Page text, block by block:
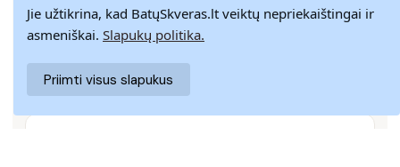
14 DIENŲ GRĄŽINIMAS
Paprastas grąžinimas paštomatais su pinigų
grąžinimo garantija
Jie užtikrina, kad BatųSkveras.lt veiktų nepriekaištingai ir
asmeniškai. Slapukų politika.
Priimti visus slapukus